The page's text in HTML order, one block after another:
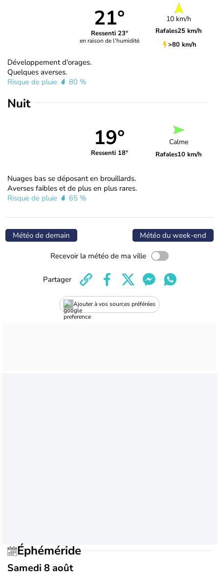
21°
Ressenti 23°
en raison de l'humidité
10 km/h
Rafales25 km/h
>80 km/h
Développement d'orages.
Quelques averses.
Risque de pluie
80 %
Nuit
19°
Ressenti 18°
Calme
Rafales10 km/h
Nuages bas se déposant en brouillards.
Averses faibles et de plus en plus rares.
Risque de pluie
65 %
Météo de demain Météo du week-end
Recevoir la météo de ma ville
Ajouter à vos sources préférées
Partager
Éphéméride
Samedi 8 août